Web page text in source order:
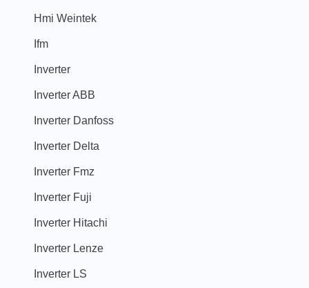
Hmi Weintek
Ifm
Inverter
Inverter ABB
Inverter Danfoss
Inverter Delta
Inverter Fmz
Inverter Fuji
Inverter Hitachi
Inverter Lenze
Inverter LS